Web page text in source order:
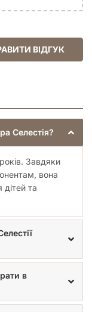
ВІДГУК
Селестія?
Завдяки
вона
дітей та
в